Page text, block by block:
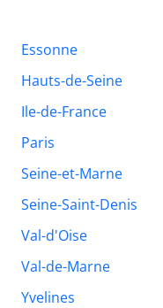
Essonne
Hauts-de-Seine
Ile-de-France
Paris
Seine-et-Marne
Seine-Saint-Denis
Val-d'Oise
Val-de-Marne
Yvelines